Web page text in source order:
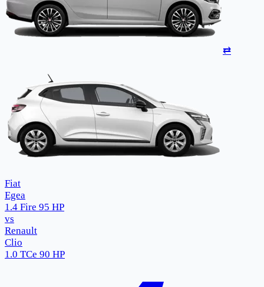
⇄
Fiat
Egea
1.4 Fire 95 HP
vs
Renault
Clio
1.0 TCe 90 HP